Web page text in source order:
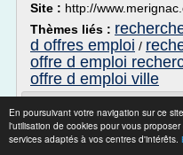
En poursuivant votre navigation sur ce
l'utilisation de cookies pour vous
services adaptés à vos centres d'intérêts.
Site : http://
Thèmes liés :
d offres emploi /
offre d emploi
offre d emploi ville
Offres d'emploi -
Envoyez-moi des offres